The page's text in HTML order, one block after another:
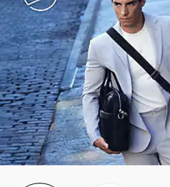
Mujer
Regalos
Descubrir
Iniciar sesión / Registrarse
Favorito (